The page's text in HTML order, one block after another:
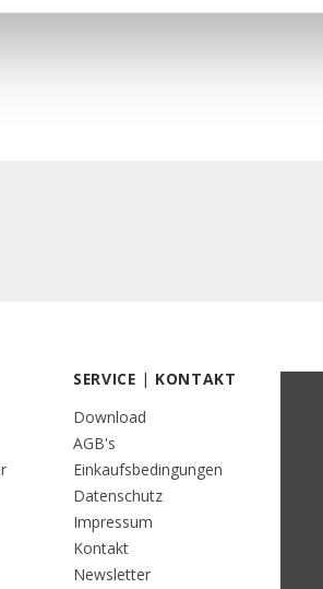
SERVICE | KONTAKT
Download
AGB's
Einkaufsbedingungen
Datenschutz
Impressum
Kontakt
Newsletter